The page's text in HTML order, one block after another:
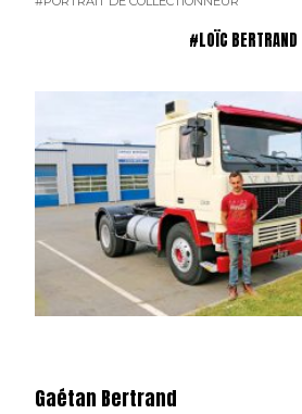
#LOÏC BERTRAND
Gaétan Bertrand